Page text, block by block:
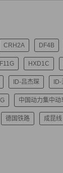
CRH2A DF4B
HXD1C
ID-吕杰琛
中国动力集中动
德国铁路 成昆线